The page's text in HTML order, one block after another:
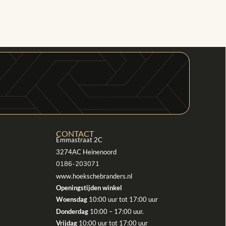
CONTACT
Emmastraat 2C
3274AC Heinenoord
0186-203071
www.hoekschebranders.nl
Openingstijden winkel
Woensdag10:00 uur tot 17:00 uur
Donderdag10:00 – 17:00 uur.
Vrijdag10:00 uur tot 17:00 uur